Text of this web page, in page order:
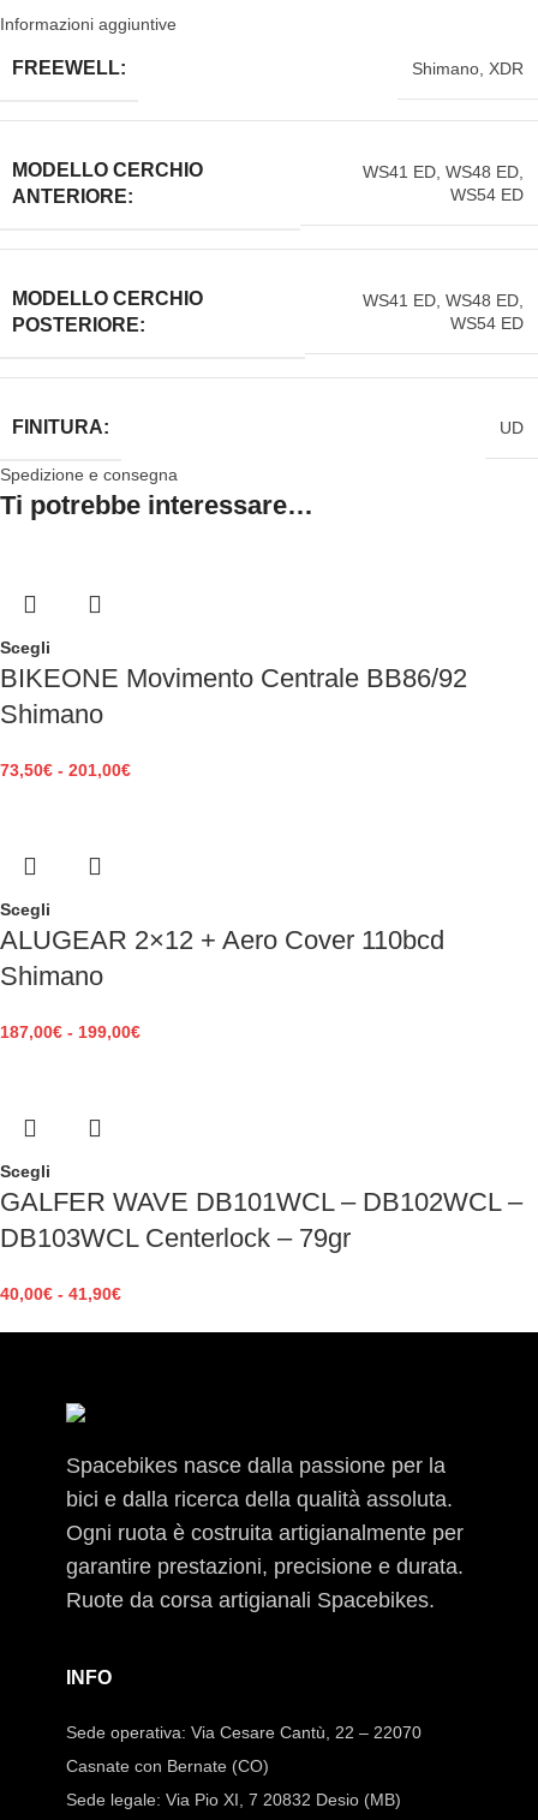
Informazioni aggiuntive
FREEWELL: Shimano XDR
MODELLO CERCHIO
ANTERIORE:
WS41 ED WS48 ED
WS54 ED
MODELLO CERCHIO
POSTERIORE:
WS41 ED WS48 ED
WS54 ED
FINITURA: UD
Spedizione e consegna
Ti potrebbe interessare…
Scegli
BIKEONE Movimento Centrale BB86/92
Shimano
73,50€ - 201,00€
Scegli
ALUGEAR 2×12 + Aero Cover 110bcd
Shimano
187,00€ - 199,00€
Scegli
GALFER WAVE DB101WCL – DB102WCL –
DB103WCL Centerlock – 79gr
40,00€ - 41,90€
Spacebikes nasce dalla passione per la
bici e dalla ricerca della qualità assoluta.
Ogni ruota è costruita artigianalmente per
garantire prestazioni, precisione e durata.
Ruote da corsa artigianali Spacebikes.
INFO
Sede operativa: Via Cesare Cantù, 22 – 22070
Casnate con Bernate (CO)
Sede legale: Via Pio XI, 7 20832 Desio (MB)